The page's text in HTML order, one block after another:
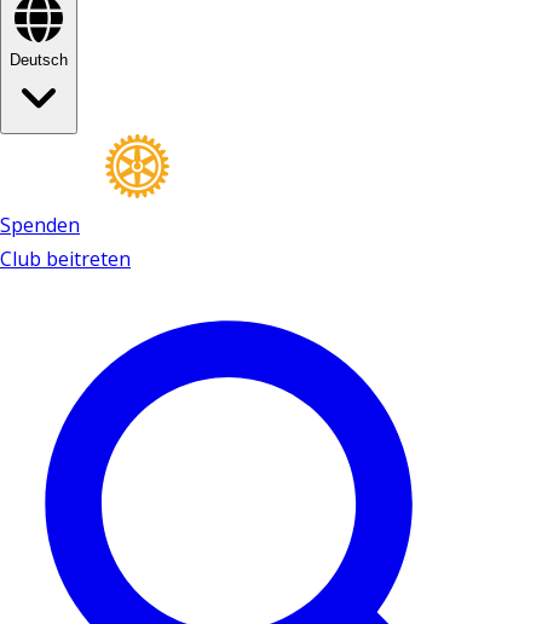
Deutsch
Spenden
Club beitreten